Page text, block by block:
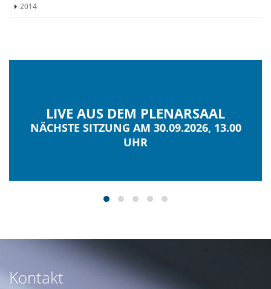
2014
LIVE AUS DEM PLENARSAAL
NÄCHSTE SITZUNG AM 30.09.2026, 13.00
UHR
Kontakt